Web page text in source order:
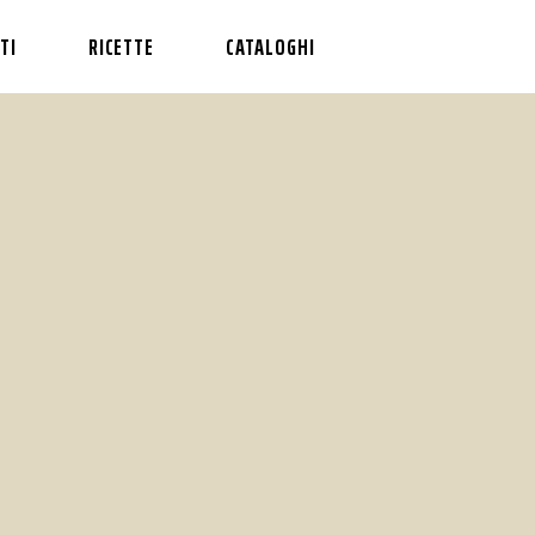
RICETTE CATALOGHI